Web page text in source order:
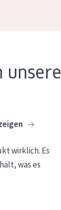
Haut
unsere
wirklich. Es
was es